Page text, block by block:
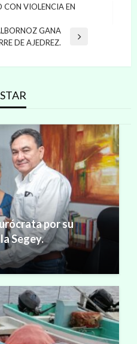
CON VIOLENCIA EN
GANA
DE AJEDREZ.
por su
Segey.